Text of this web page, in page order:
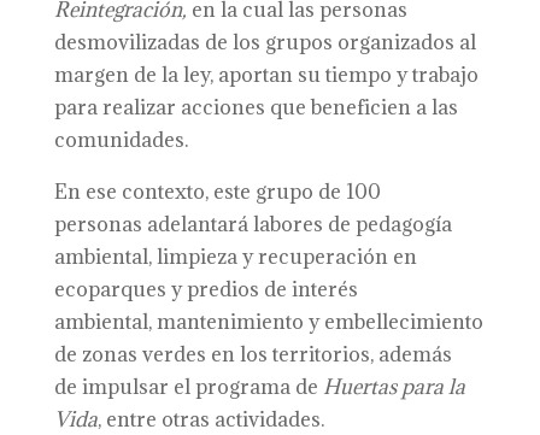
Reintegración, en la cual las personas
desmovilizadas de los grupos organizados al
margen de la ley, aportan su tiempo y trabajo
para realizar acciones que beneficien a las
comunidades.
En ese contexto, este grupo de 100
personas adelantará labores de pedagogía
ambiental, limpieza y recuperación en
ecoparques y predios de interés
ambiental, mantenimiento y embellecimiento
de zonas verdes en los territorios, además
de impulsar el programa de Huertas para la
Vida, entre otras actividades.